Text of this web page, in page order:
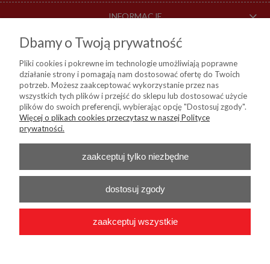
INFORMACJE
O NAS
DOSTAWA I PŁATNOŚCI
KIM Sp. z o. o.
NIP:8441809717, REGON: 790315559, BDO: 000024178
Nr konta do przelewów:Bank Millenium 45 1160 2202 0000 0004 9138
0460
Telefon :+48 22 55 96 556
E-mail :b2b@kim24.pl
Dbamy o Twoją prywatność
Pliki cookies i pokrewne im technologie umożliwiają poprawne
działanie strony i pomagają nam dostosować ofertę do Twoich
potrzeb. Możesz zaakceptować wykorzystanie przez nas
wszystkich tych plików i przejść do sklepu lub dostosować użycie
plików do swoich preferencji, wybierając opcję "Dostosuj zgody".
Więcej o plikach cookies przeczytasz w naszej Polityce
prywatności.
zaakceptuj tylko niezbędne
dostosuj zgody
zaakceptuj wszystkie